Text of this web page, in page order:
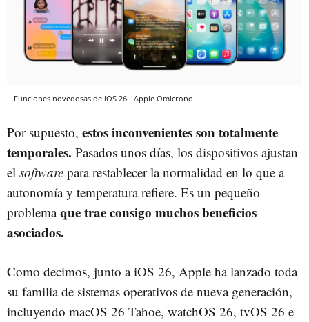
Funciones novedosas de iOS 26. Apple Omicrono
Por supuesto, estos inconvenientes son totalmente
temporales. Pasados unos días, los dispositivos ajustan
el software para restablecer la normalidad en lo que a
autonomía y temperatura refiere. Es un pequeño
problemaque trae consigo muchos beneficios
asociados.
Como decimos, junto a iOS 26, Apple ha lanzado toda
su familia de sistemas operativos de nueva generación,
incluyendo macOS 26 Tahoe, watchOS 26, tvOS 26 e